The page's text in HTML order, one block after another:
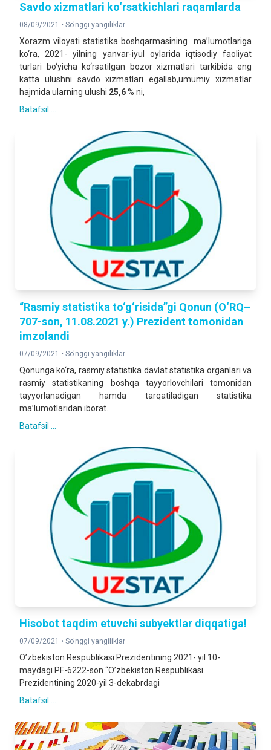
Savdo xizmatlari ko‘rsatkichlari raqamlarda
08/09/2021 • So'nggi yangiliklar
Xorazm viloyati statistika boshqarmasining ma’lumotlariga
ko‘ra, 2021- yilning yanvar-iyul oylarida iqtisodiy faoliyat
turlari bo‘yicha ko‘rsatilgan bozor xizmatlari tarkibida eng
katta ulushni savdo xizmatlari egallab,umumiy xizmatlar
hajmida ularning ulushi 25,6% ni,
Batafsil ...
“Rasmiy statistika to‘g‘risida”gi Qonun (O‘RQ–
707-son, 11.08.2021 y.) Prezident tomonidan
imzolandi
07/09/2021 • So'nggi yangiliklar
Qonunga ko‘ra, rasmiy statistika davlat statistika organlari va
rasmiy statistikaning boshqa tayyorlovchilari tomonidan
tayyorlanadigan hamda tarqatiladigan statistika
ma’lumotlaridan iborat.
Batafsil ...
Hisobot taqdim etuvchi subyektlar diqqatiga!
07/09/2021 • So'nggi yangiliklar
O’zbekiston Respublikasi Prezidentining 2021- yil 10-
maydagi PF-6222-son “O’zbekiston Respublikasi
Prezidentining 2020-yil 3-dekabrdagi
Batafsil ...